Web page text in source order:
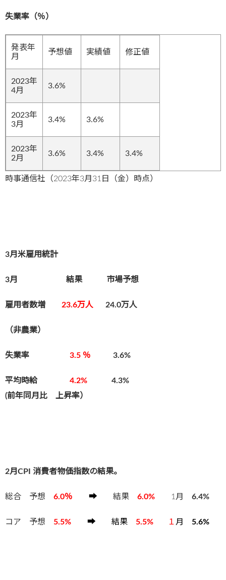
失業率（％）
発表年
月
予想値 実績値 修正値
2023年
4月
3.6%
2023年
3月
3.4% 3.6%
2023年
2月
3.6% 3.4% 3.4%
時事通信社（2023年3月31日（金）時点）
3月米雇用統計
3月 結果 市場予想
雇用者数増 23.6万人 24.0万人
（非農業）
失業率 3.5 ％ 3.6%
平均時給 4.2% 4.3%
(前年同月比 上昇率）
2月CPI 消費者物価指数の結果。
総合 予想 6.0％ ➡ 結果 6.0% 1月 6.4%
コア 予想 5.5% ➡ 結果 5.5% １ 月 5.6%